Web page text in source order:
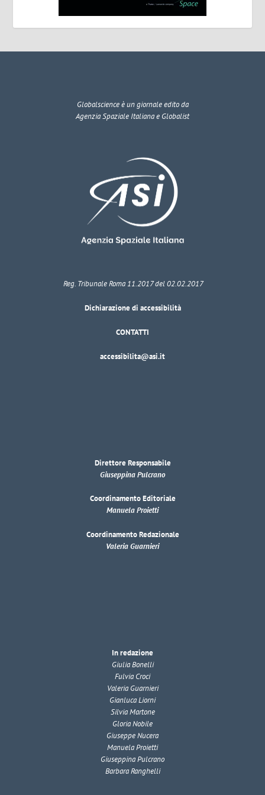
Globalscienceè un giornale edito da
Agenzia Spaziale Italiana e Globalist
Reg. Tribunale Roma 11.2017 del 02.02.2017
Dichiarazione di accessibilità
CONTATTI
accessibilita@asi.it
Direttore Responsabile
Giuseppina Pulcrano
Coordinamento Editoriale
Manuela Proietti
Coordinamento Redazionale
Valeria Guarnieri
In redazione
Giulia Bonelli
Fulvia Croci
Valeria Guarnieri
Gianluca Liorni
Silvia Martone
Gloria Nobile
Giuseppe Nucera
Manuela Proietti
Giuseppina Pulcrano
Barbara Ranghelli